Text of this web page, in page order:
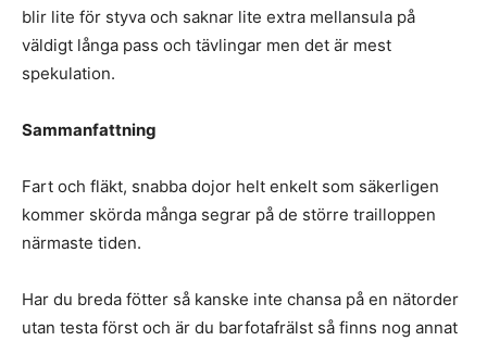
blir lite för styva och saknar lite extra mellansula på
väldigt långa pass och tävlingar men det är mest
spekulation.
Sammanfattning
Fart och fläkt, snabba dojor helt enkelt som säkerligen
kommer skörda många segrar på de större trailloppen
närmaste tiden.
Har du breda fötter så kanske inte chansa på en nätorder
utan testa först och är du barfotafrälst så finns nog annat